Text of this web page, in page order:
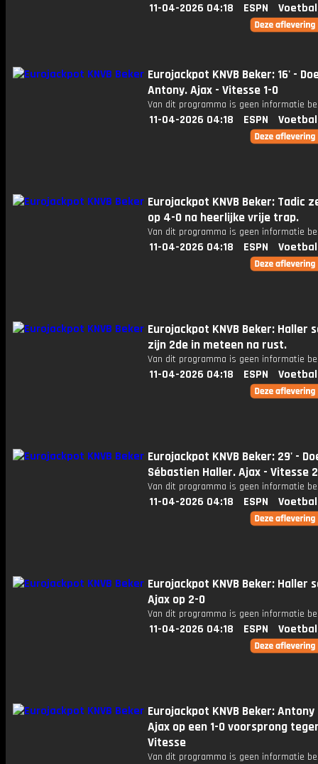
11-04-2026 04:18 ESPN
Eurojackpot KNVB Beker: 16' -
Antony. Ajax - Vitesse 1-0
Van dit programma is geen informatie
11-04-2026 04:18 ESPN
Eurojackpot KNVB Beker: Tadic
op 4-0 na heerlijke vrije trap.
Van dit programma is geen informatie
11-04-2026 04:18 ESPN
Eurojackpot KNVB Beker: Haller
zijn 2de in meteen na rust.
Van dit programma is geen informatie
11-04-2026 04:18 ESPN
Eurojackpot KNVB Beker: 29' -
Sébastien Haller. Ajax - Vitesse
Van dit programma is geen informatie
11-04-2026 04:18 ESPN
Eurojackpot KNVB Beker: Haller
Ajax op 2-0
Van dit programma is geen informatie
11-04-2026 04:18 ESPN
Eurojackpot KNVB Beker:
Ajax op een 1-0 voorsprong
Vitesse
Van dit programma is geen informatie